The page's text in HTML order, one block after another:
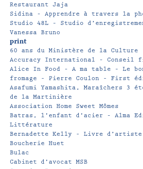
Restaurant Jaja
Sidina – Apprendre à travers la
Studio 48L – Studio
Vanessa Bruno
print
60 ans du Ministère de la Culture
Accuracy International – Conseil
Alice In Food – A ma table – Le
fromage – Pierre Coulon – First
Asafumi Yamashita, Maraîchers 3
de la Martinière
Association Home Sweet Mômes
Batras, l’enfant d’acier – Alma
Littérature
Bernadette Kelly – Livre d’artiste
Boucherie Huet
Bulac
Cabinet d’avocat MSB